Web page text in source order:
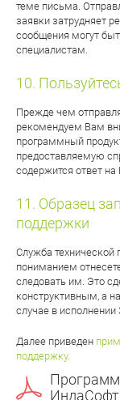
теме письма.
заявки затрудняет
сообщения могут
специалистам.
Прежде чем
рекомендуем Вам
программный
предоставляемую
содержится ответ
Образец
поддержки
Служба технической
пониманием
следовать им. Это
конструктивным, а
случае в
Далее приведен
поддержку.